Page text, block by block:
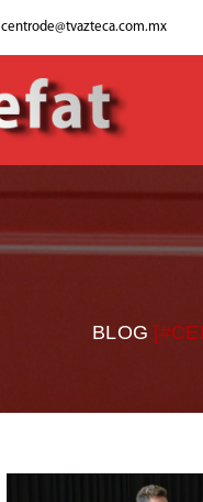
centrode@tvazteca.com.mx
BLOG